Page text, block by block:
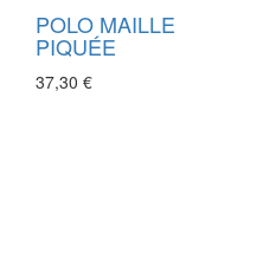
POLO MAILLE
PIQUÉE
37,30 €